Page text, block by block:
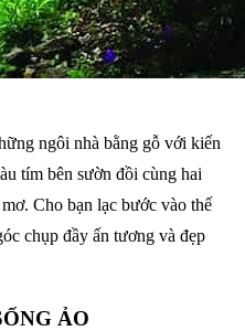
ngôi nhà bằng gỗ với kiến
tím bên sườn đồi cùng hai
Cho bạn lạc bước vào thế
chụp đầy ấn tương và đẹp
ẢO